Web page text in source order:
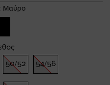
Μαύρο
50/52 54/56